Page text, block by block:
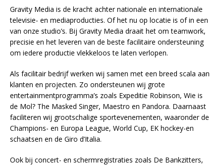
Gravity Media is de kracht achter nationale en internationale
televisie- en mediaproducties. Of het nu op locatie is of in een
van onze studio’s. Bij Gravity Media draait het om teamwork,
precisie en het leveren van de beste facilitaire ondersteuning
om iedere productie vlekkeloos te laten verlopen.
Als facilitair bedrijf werken wij samen met een breed scala aan
klanten en projecten. Zo ondersteunen wij grote
entertainmentprogramma’s zoals Expeditie Robinson, Wie is
de Mol? The Masked Singer, Maestro en Pandora. Daarnaast
faciliteren wij grootschalige sportevenementen, waaronder de
Champions- en Europa League, World Cup, EK hockey-en
schaatsen en de Giro d’Italia.
Ook bij concert- en schermregistraties zoals De Bankzitters,